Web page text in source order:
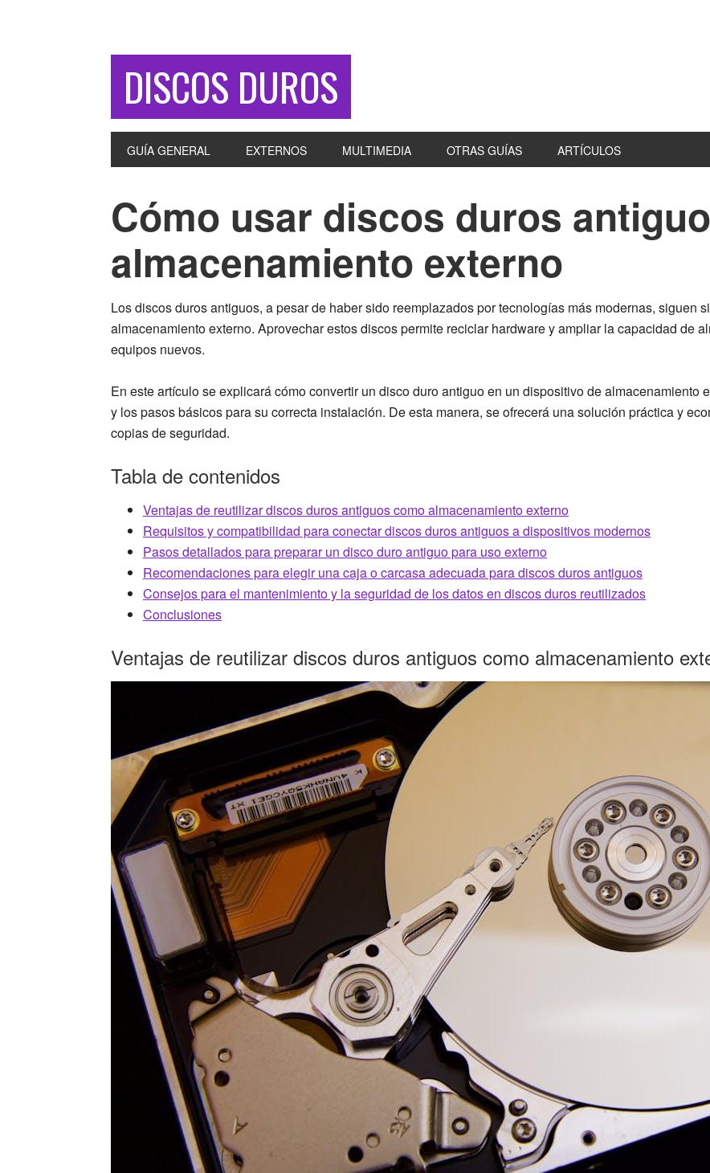
DISCOS DUROS
GUÍA GENERAL EXTERNOS MULTIMEDIA OTRAS GUÍAS ARTÍCULOS
Cómo usar discos duros
almacenamiento externo
Los discos duros antiguos, a pesar de haber sido reemplazados por tecnologías más modernas, siguen
almacenamiento externo. Aprovechar estos discos permite reciclar hardware y ampliar la capacidad de
equipos nuevos.
En este artículo se explicará cómo convertir un disco duro antiguo en un dispositivo de almacenamiento
y los pasos básicos para su correcta instalación. De esta manera, se ofrecerá una solución práctica y
copias de seguridad.
Tabla de contenidos
Ventajas de reutilizar discos duros antiguos como almacenamiento externo
Requisitos y compatibilidad para conectar discos duros antiguos a dispositivos modernos
Pasos detallados para preparar un disco duro antiguo para uso externo
Recomendaciones para elegir una caja o carcasa adecuada para discos duros antiguos
Consejos para el mantenimiento y la seguridad de los datos en discos duros reutilizados
Conclusiones
Ventajas de reutilizar discos duros antiguos como almacenamiento